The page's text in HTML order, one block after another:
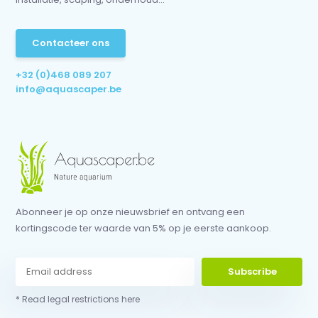
Contacteer ons
+32 (0)468 089 207
info@aquascaper.be
Abonneer je op onze nieuwsbrief en ontvang een
kortingscode ter waarde van 5% op je eerste aankoop.
Subscribe
* Read legal restrictions here